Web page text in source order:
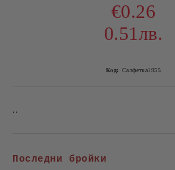
€0.26
0.51лв.
Код: Салфетка1955
..
Последни бройки